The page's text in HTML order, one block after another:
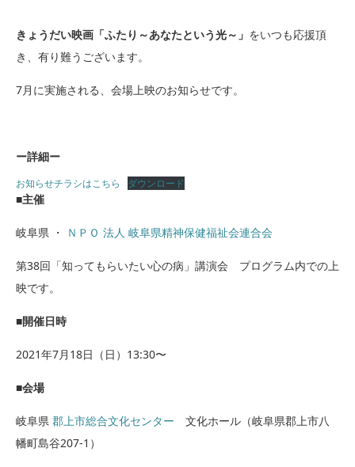
きょうだい映画「ふたり～あなたという光～」 をいつも応援頂
き、有り難うございます。
7月に実施される、会場上映のお知らせです。
ー詳細ー
お知らせチラシはこちら ダウンロード
■主催
岐阜県 ・ ＮＰＯ 法人 岐阜県精神保健福祉会連合会
第38回「知ってもらいたい心の病」講演会 プログラム内での上
映です。
■開催日時
2021年7月18日（日）13:30〜
■会場
岐阜県 郡上市総合文化センター 文化ホール（岐阜県郡上市八
幡町島谷207-1）